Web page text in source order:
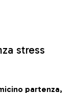
stress
partenza,